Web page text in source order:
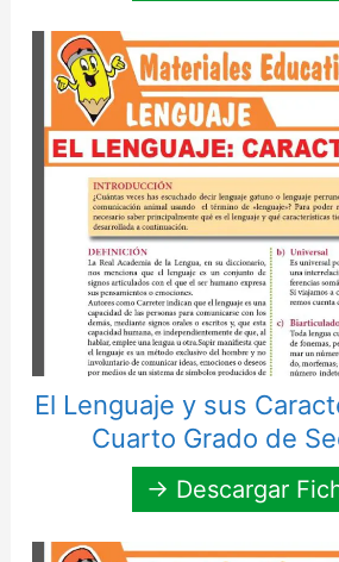
El Lenguaje y sus
Cuarto Grado de
→ Descargar